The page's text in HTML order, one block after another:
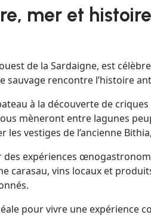
mer et
de la Sardaigne, est
sauvage rencontre l’histoire
à la découverte de
mèneront entre lagunes
les vestiges de l’ancienne
des expériences
carasau, vins locaux et
pour vivre une expérience